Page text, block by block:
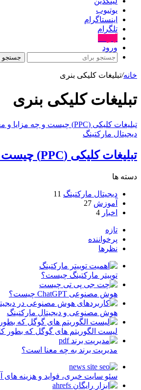
یوتیوب
اینستاگرام
تلگرام
ورود
جستجو
خانه/تبلیغات کلیکی بنری
تبلیغات کلیکی بنری
تبلیغات کلیکی (PPC) چیست و چه مزایا و معایبی دارد؟
دیجیتال مارکتینگ
تبلیغات کلیکی (PPC) چیست و چه مزایا و معایبی دارد؟
دسته ها
دیجیتال مارکتینگ 11
آموزش 27
اخبار 4
تازه
پرخواننده
نظرها
توییتر مارکتینگ چیست؟
هوش مصنوعی ChatGPT چیست؟
هوش مصنوعی و دیجیتال مارکتینگ
لیست الگوریتم های گوگل که بطور
مدیریت برند به چه معنا است؟
سئو سایت خبری، فواید و هزینه های